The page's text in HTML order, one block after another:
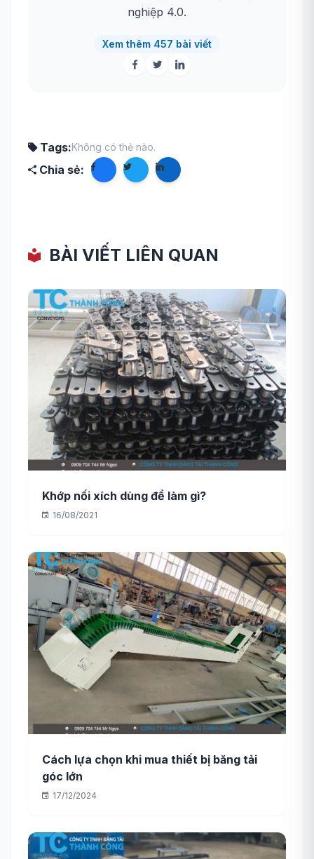
nghiệp 4.0.
Xem thêm 457 bài viết
Tags:Không có thẻ nào.
Chia sẻ:
BÀI VIẾT LIÊN QUAN
Khớp nối xích dùng để làm gì?
16/08/2021
Cách lựa chọn khi mua thiết bị băng tải
góc lớn
17/12/2024